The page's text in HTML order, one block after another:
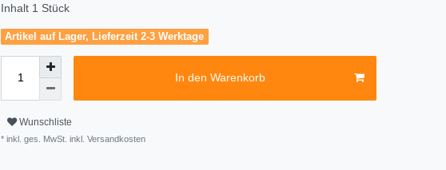
Inhalt 1 Stück
Artikel auf Lager, Lieferzeit 2-3 Werktage
In den Warenkorb
Wunschliste
* inkl. ges. MwSt. inkl. Versandkosten